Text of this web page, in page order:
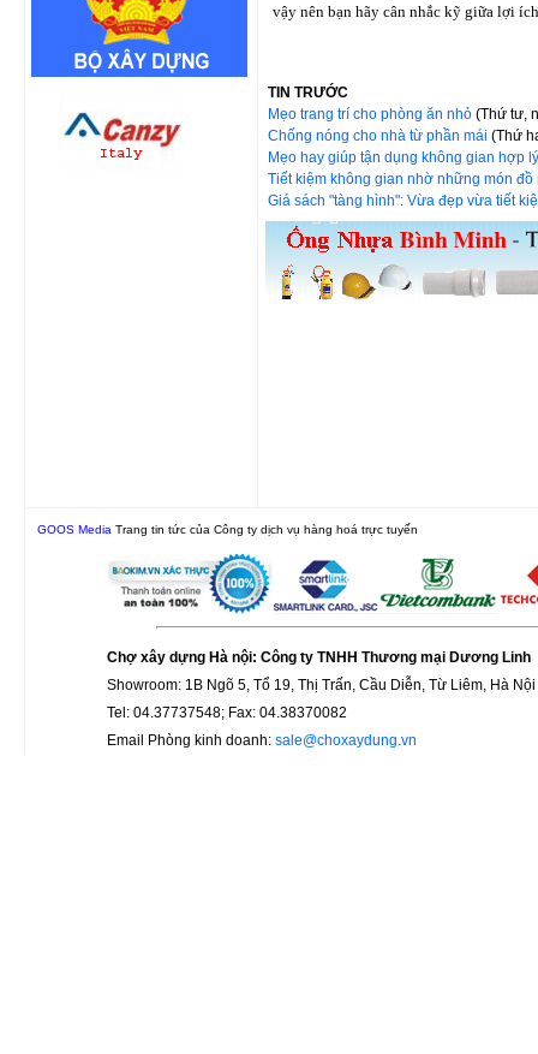
vậy nên bạn hãy cân nhắc kỹ giữa lợi
TIN TRƯỚC
Mẹo trang trí cho phòng ăn nhỏ(Thứ tư,
Chống nóng cho nhà từ phần mái(Thứ
Mẹo hay giúp tận dụng không gian hợp
Tiết kiệm không gian nhờ những món
Giá sách "tàng hình": Vừa đẹp vừa tiết
GOOS Media Trang tin tức của Công ty dịch vụ hàng hoá trực tuyến
Chợ xây dựng Hà nội: Công ty TNHH Thương mại Dương Linh
Showroom: 1B Ngõ 5, Tổ 19, Thị Trấn, Cầu Diễn, Từ Liêm, Hà Nội
Tel: 04.37737548; Fax: 04.38370082
Email Phòng kinh doanh: sale@choxaydung.vn